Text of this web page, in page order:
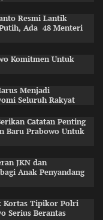
Resmi Lantik
Ada 48 Menteri
Komitmen Untuk
Menjadi
Seluruh Rakyat
Catatan Penting
Baru Prabowo Untuk
JKN dan
Anak Penyandang
Kortas Tipikor Polri
Serius Berantas